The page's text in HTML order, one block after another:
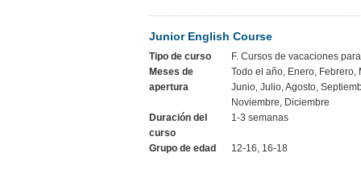
Junior English Course
Tipo de curso
F. Cursos de vacaciones
Meses de
apertura
Todo el año, Enero, Febrero,
Junio, Julio, Agosto,
Noviembre, Diciembre
Duración del
curso
1-3 semanas
Grupo de edad 12-16, 16-18